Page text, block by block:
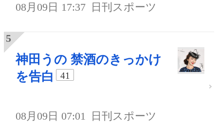
08月09日 17:37 日刊スポーツ
神田うの 禁酒のきっかけ
を告白
41
08月09日 07:01 日刊スポーツ